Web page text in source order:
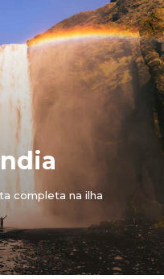
completa na ilha